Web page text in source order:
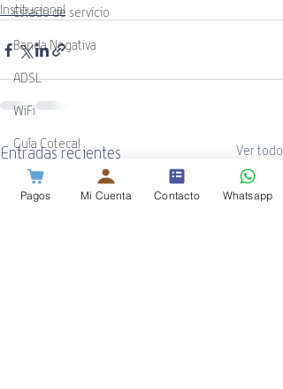
Estado de servicio
Banda Negativa
ADSL
WiFi
Guía Cotecal
Mundial de Rugby
Institucional
Entradas recientes Ver todo
Pagos Mi Cuenta Contacto Whatsapp